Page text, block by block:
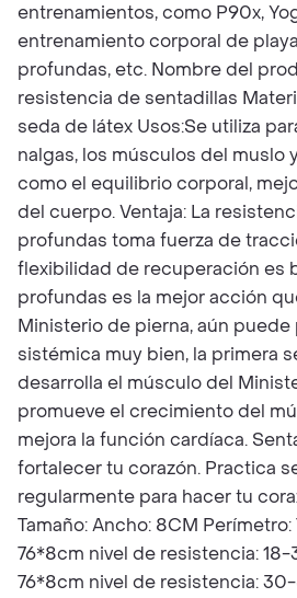
entrenamientos, como P90x,
entrenamiento corporal de
profundas, etc. Nombre del
resistencia de sentadillas
seda de látex Usos:Se utiliza
nalgas, los músculos del muslo
como el equilibrio corporal,
del cuerpo. Ventaja: La
profundas toma fuerza de
flexibilidad de recuperación es
profundas es la mejor acción
Ministerio de pierna, aún puede
sistémica muy bien, la primera
desarrolla el músculo del
promueve el crecimiento del
mejora la función cardíaca.
fortalecer tu corazón. Practica
regularmente para hacer tu
Tamaño: Ancho: 8CM
76*8cm nivel de resistencia: 18-
76*8cm nivel de resistencia: